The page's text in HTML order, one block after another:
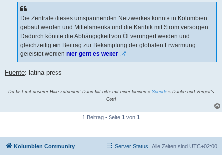
Die Zentrale dieses umspannenden Netzwerkes könnte in Kolumbien
gebaut werden und Mittelamerika und die Karibik mit Strom versorgen.
Dadurch könnte die Abhängigkeit von Öl verringert werden und
gleichzeitig ein Beitrag zur Bekämpfung der globalen Erwärmung
geleistet werden hier geht es weiter
Fuente: latina press
Du bist mit unserer Hilfe zufrieden! Dann hilf bitte mit einer kleinen » Spende« Danke und Vergelt's
Gott!
1 Beitrag • Seite 1 von 1
Kolumbien Community Alle Zeiten sind UTC+02:00
Server Status